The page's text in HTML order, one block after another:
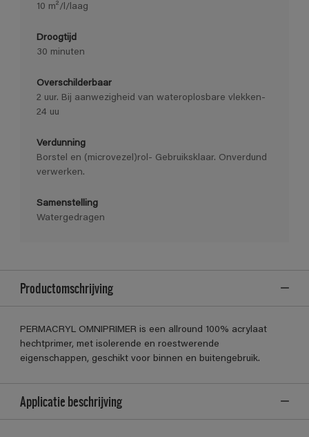
10 m²/l/laag
Droogtijd
30 minuten
Overschilderbaar
2 uur. Bij aanwezigheid van wateroplosbare vlekken-
24 uu
Verdunning
Borstel en (microvezel)rol- Gebruiksklaar. Onverdund
verwerken.
Samenstelling
Watergedragen
Productomschrijving
PERMACRYL OMNIPRIMER is een allround 100% acrylaat
hechtprimer, met isolerende en roestwerende
eigenschappen, geschikt voor binnen en buitengebruik.
Applicatie beschrijving